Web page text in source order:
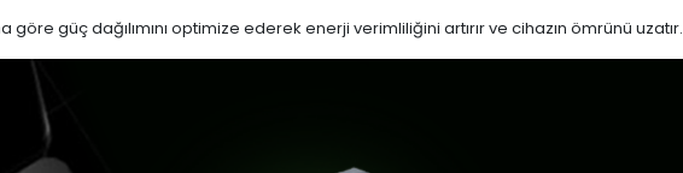
göre güç dağılımını optimize ederek enerji verimliliğini artırır ve cihazın ömrünü uzatır.